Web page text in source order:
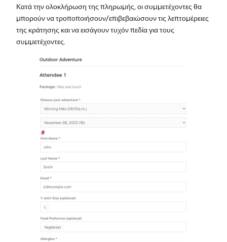
Κατά την ολοκλήρωση της πληρωμής, οι συμμετέχοντες θα
μπορούν να τροποποιήσουν/επιβεβαιώσουν τις λεπτομέρειες
της κράτησης και να εισάγουν τυχόν πεδία για τους
συμμετέχοντες.